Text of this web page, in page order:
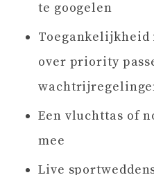
te googelen
over priority
Een vluchttas of
mee
Live